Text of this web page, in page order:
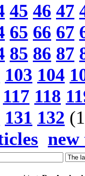
45 46 47
65 66 67
85 86 87
103 104
117 118
131 132